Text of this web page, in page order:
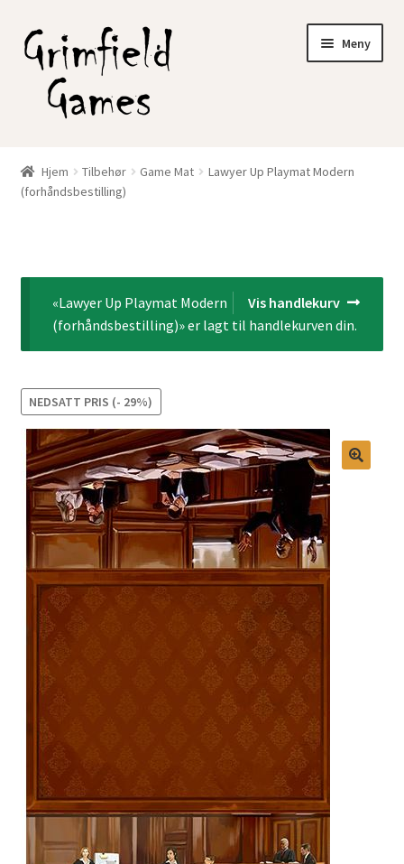
Hopp
til
navigasjon
Hopp
til
innhold
Meny
Nettbutikk
Hjem Tilbehør Game Mat
Lawyer Up Playmat Modern
(forhåndsbestilling)
Vis handlekurv
«Lawyer Up Playmat Modern
(forhåndsbestilling)» er lagt til handlekurven din.
NEDSATT PRIS (- 29%)